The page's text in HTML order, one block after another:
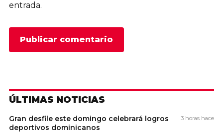
entrada.
ÚLTIMAS NOTICIAS
Gran desfile este domingo celebrará logros
deportivos dominicanos
3 horas hace